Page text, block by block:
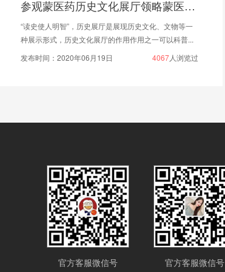
参观蒙医药历史文化展厅领略蒙医药文化！
“读史使人明智”，历史展厅是展现历史文化、文物等一
种展示形式，历史文化展厅的作用作用之一可以科普...
发布时间：2020年06月19日
4067人浏览过
官方客服微信号 官方客服微信号